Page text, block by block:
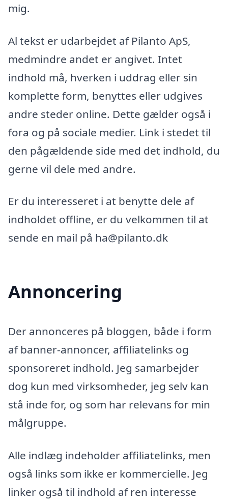
mig.
Al tekst er udarbejdet af Pilanto ApS,
medmindre andet er angivet. Intet
indhold må, hverken i uddrag eller sin
komplette form, benyttes eller udgives
andre steder online. Dette gælder også i
fora og på sociale medier. Link i stedet til
den pågældende side med det indhold, du
gerne vil dele med andre.
Er du interesseret i at benytte dele af
indholdet offline, er du velkommen til at
sende en mail på ha@pilanto.dk
Annoncering
Der annonceres på bloggen, både i form
af banner-annoncer, affiliatelinks og
sponsoreret indhold. Jeg samarbejder
dog kun med virksomheder, jeg selv kan
stå inde for, og som har relevans for min
målgruppe.
Alle indlæg indeholder affiliatelinks, men
også links som ikke er kommercielle. Jeg
linker også til indhold af ren interesse